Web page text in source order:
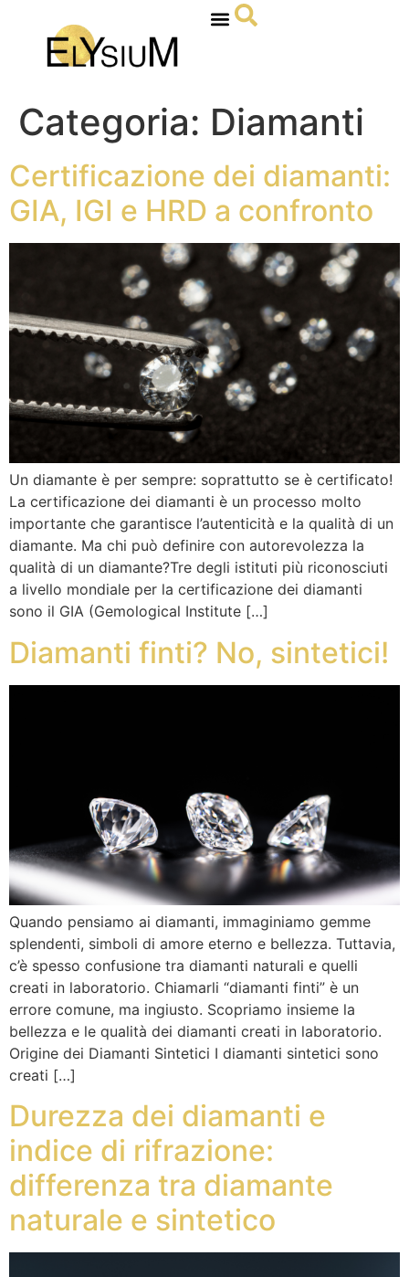
Categoria: Diamanti
Certificazione dei diamanti:
GIA, IGI e HRD a confronto
Un diamante è per sempre: soprattutto se è certificato!
La certificazione dei diamanti è un processo molto
importante che garantisce l’autenticità e la qualità di un
diamante. Ma chi può definire con autorevolezza la
qualità di un diamante?Tre degli istituti più riconosciuti
a livello mondiale per la certificazione dei diamanti
sono il GIA (Gemological Institute […]
Diamanti finti? No, sintetici!
Quando pensiamo ai diamanti, immaginiamo gemme
splendenti, simboli di amore eterno e bellezza. Tuttavia,
c’è spesso confusione tra diamanti naturali e quelli
creati in laboratorio. Chiamarli “diamanti finti” è un
errore comune, ma ingiusto. Scopriamo insieme la
bellezza e le qualità dei diamanti creati in laboratorio.
Origine dei Diamanti Sintetici I diamanti sintetici sono
creati […]
Durezza dei diamanti e
indice di rifrazione:
differenza tra diamante
naturale e sintetico